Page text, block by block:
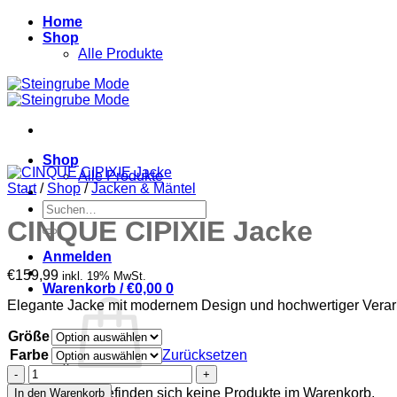
Zum
Inhalt
Home
Shop
Alle Produkte
Shop
Alle Produkte
Suchen
nach:
Anmelden
Warenkorb /€0,00 0
Es befinden sich keine Produkte im Warenkorb.
Start / Shop / Jacken & Mäntel
CINQUE CIPIXIE Jacke
€159,99 inkl. 19% MwSt.
Elegante Jacke mit modernem Design und hochwertiger
Größe
Farbe
Zurücksetzen
CINQUE
CIPIXIE
In den Warenkorb